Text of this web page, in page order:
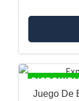
Juego De